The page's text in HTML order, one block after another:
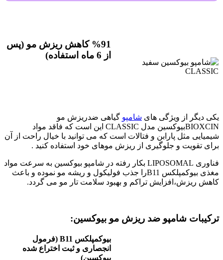
%91 کاهش ریزش مو (پس
از 6 ماه استفاده)
یکی دیگر از ویژگی های شامپو گیاهی ضدریزش مو
BIOXCINبیوکسین مدل CLASSIC این است که فاقد مواد
شیمیایی مثل پارابن و فتالات است که می توانید با خیال راحت از آن
برای تقویت و جلوگیری از ریزش موهای خود استفاده کنید .
فناوری LIPOSOMAL بکار رفته در شامپو بیوکسین به سرعت مواد
مغذی بیوکمپلکس B11را جذب فولیکول و ریشه مو نموده و باعث
کاهش ریزش،افزایش تراکم و بهبود سلامت تار مو می گردد.
ترکیبات شامپو ضد ریزش مو بیوکسین:
بیوکمپلکس B11 (فرمول
انجصاری و ثبت اختراع شده
بیوکسین)